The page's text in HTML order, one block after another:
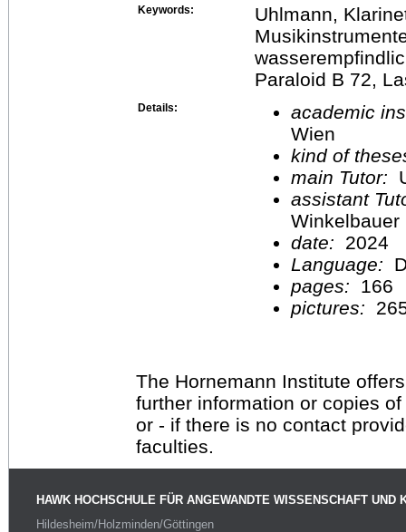
Keywords:
Uhlmann,
Paraloid B 72,
Details:
academic
Wien
kind of
main Tutor:
assistant
Winkelbauer
date:
2024
Language:
pages:
166
pictures:
The Hornemann Institute
further information or copies
or - if there is no contact
faculties.
HAWK HOCHSCHULE FÜR ANGEWANDTE WISSENSCHAFT UND
Hildesheim/Holzminden/Göttingen